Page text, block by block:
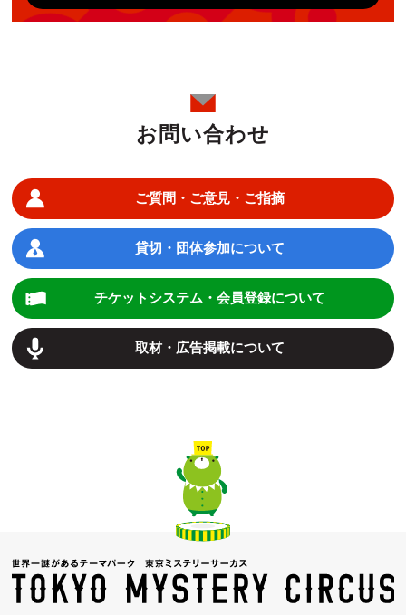
お問い合わせ
ご質問・ご意見・ご指摘
貸切・団体参加について
チケットシステム・会員登録について
取材・広告掲載について